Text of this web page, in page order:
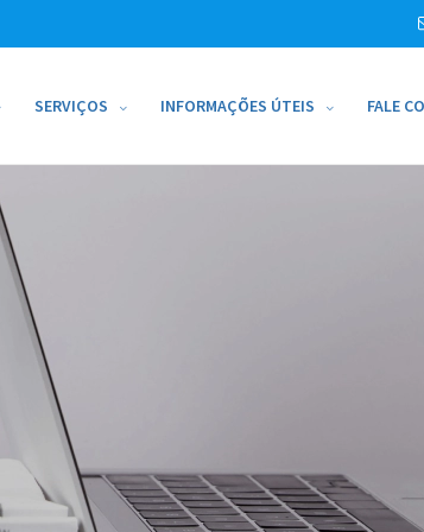
SERVIÇOS INFORMAÇÕES ÚTEIS FALE